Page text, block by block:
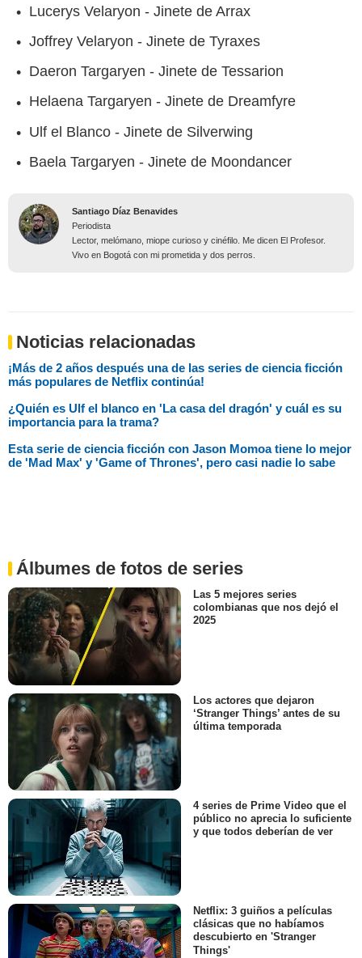
Lucerys Velaryon - Jinete de Arrax
Joffrey Velaryon - Jinete de Tyraxes
Daeron Targaryen - Jinete de Tessarion
Helaena Targaryen - Jinete de Dreamfyre
Ulf el Blanco - Jinete de Silverwing
Baela Targaryen - Jinete de Moondancer
Santiago Díaz Benavides
Periodista
Lector, melómano, miope curioso y cinéfilo. Me dicen El Profesor.
Vivo en Bogotá con mi prometida y dos perros.
Noticias relacionadas
¡Más de 2 años después una de las series de ciencia ficción
más populares de Netflix continúa!
¿Quién es Ulf el blanco en 'La casa del dragón' y cuál es su
importancia para la trama?
Esta serie de ciencia ficción con Jason Momoa tiene lo mejor
de 'Mad Max' y 'Game of Thrones', pero casi nadie lo sabe
Álbumes de fotos de series
Las 5 mejores series
colombianas que nos dejó el
2025
Los actores que dejaron
‘Stranger Things’ antes de su
última temporada
4 series de Prime Video que el
público no aprecia lo suficiente
y que todos deberían de ver
Netflix: 3 guiños a películas
clásicas que no habíamos
descubierto en 'Stranger
Things'